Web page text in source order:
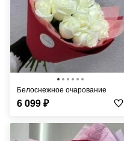
Белоснежное очарование
6 099₽